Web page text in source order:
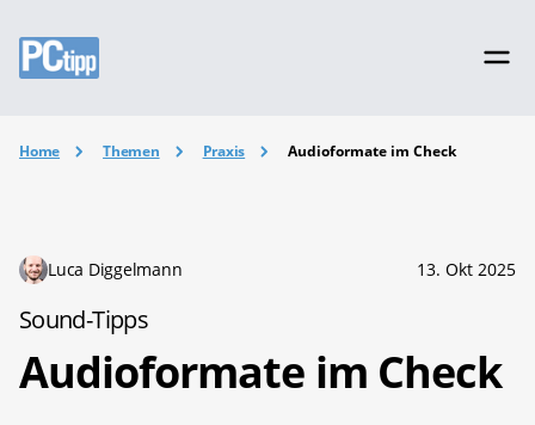
Home Themen Praxis Audioformate im Check
Luca Diggelmann 13. Okt 2025
Sound-Tipps
Audioformate im Check